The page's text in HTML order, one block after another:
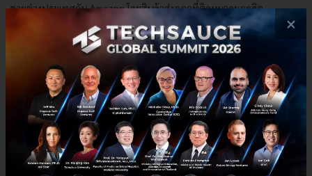
ขายต่างประเทศกับ Amazon โดยสินค้าส่งออกที่ติดหมวดยอดฮิต...
| ByTechsauce Team
Tech & Biz amazon e-commerce amazon-global-selling
cross-border-e-commerce
×